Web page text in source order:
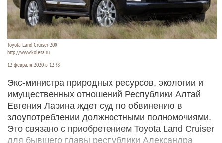
Toyota Land Cruiser 200
http://www.kolesa.ru
12 февраля 2020 в 12:38
Экс-министра природных ресурсов, экологии и
имущественных отношений Республики Алтай
Евгения Ларина ждет суд по обвинению в
злоупотреблении должностными полномочиями.
Это связано с приобретением Toyota Land Cruiser
для бывшего главы республики Александра